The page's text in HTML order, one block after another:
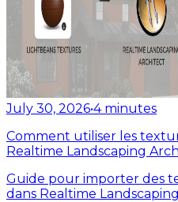
July 30, 2026•4 minutes
Comment utiliser les
Realtime Landscaping
Guide pour importer des
dans Realtime